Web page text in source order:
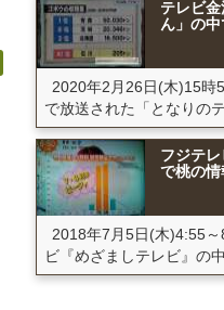
テレビ
ん」の
2020年2月26日(木)15時
で放送された「となりの
フジテ
で桃の情
2018年7月5日(木)4:55
ビ『めざましテレビ』の